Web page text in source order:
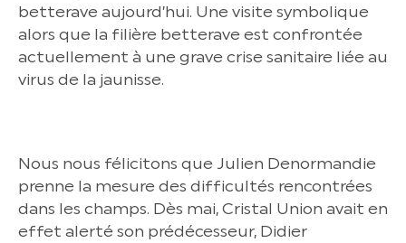
betterave aujourd’hui. Une visite symbolique
alors que la filière betterave est confrontée
actuellement à une grave crise sanitaire liée au
virus de la jaunisse.
Nous nous félicitons que Julien Denormandie
prenne la mesure des difficultés rencontrées
dans les champs. Dès mai, Cristal Union avait en
effet alerté son prédécesseur, Didier